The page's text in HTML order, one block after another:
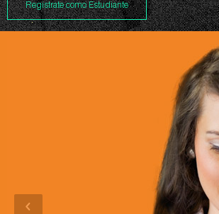
Registrate como Estudiante
Ofrecemos a los